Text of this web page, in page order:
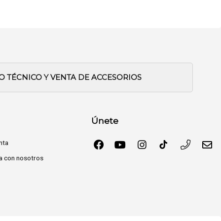
TÉCNICO Y VENTA DE ACCESORIOS
con nosotros
Únete